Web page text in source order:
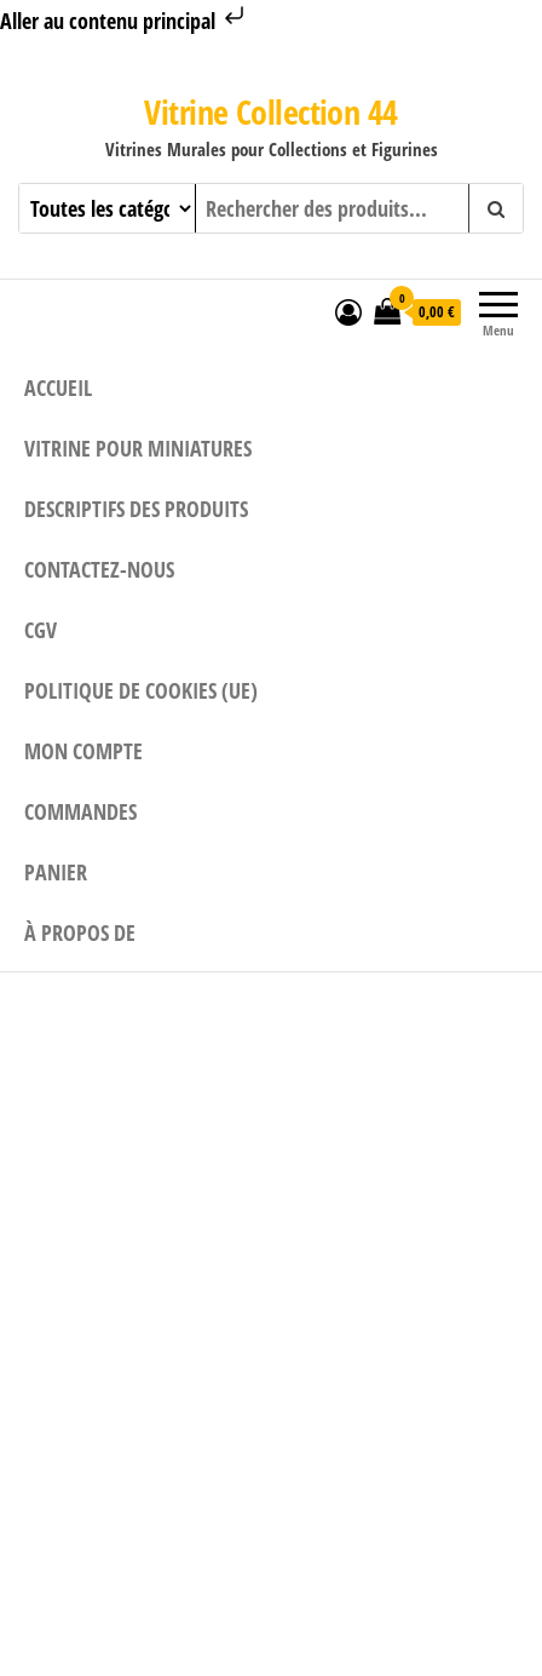
Aller au contenu principal
Vitrine Collection 44
Vitrines Murales pour Collections et Figurines
Menu
0
0,00 €
ACCUEIL
VITRINE POUR MINIATURES
DESCRIPTIFS DES PRODUITS
CONTACTEZ-NOUS
CGV
POLITIQUE DE COOKIES (UE)
MON COMPTE
COMMANDES
PANIER
À PROPOS DE